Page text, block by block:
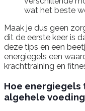
wat het beste
Maak je dus geen
dit de eerste keer is
deze tips en een
energiegels een
krachttraining en
Hoe energiegels
algehele